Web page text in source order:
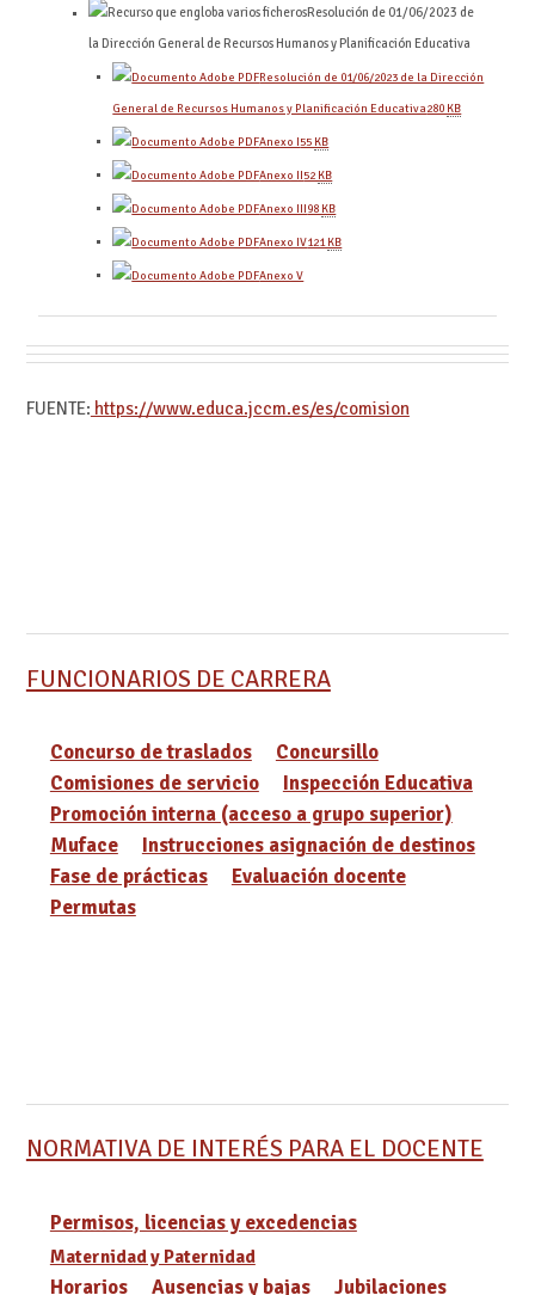
Resolución de 01/06/2023 de
la Dirección General de Recursos Humanos y Planificación Educativa
Resolución de 01/06/2023 de la Dirección
General de Recursos Humanos y Planificación Educativa280 KB
Anexo I55 KB
Anexo II52 KB
Anexo III98 KB
Anexo IV121KB
Anexo V
FUENTE: https://www.educa.jccm.es/es/comision
FUNCIONARIOS DE CARRERA
Concurso de traslados
Concursillo
Comisiones de servicio
Inspección Educativa
Promoción interna (acceso a grupo superior)
Muface
Instrucciones asignación de destinos
Fase de prácticas
Evaluación docente
Permutas
NORMATIVA DE INTERÉS PARA EL DOCENTE
Permisos, licencias y excedencias
Maternidad y Paternidad
Horarios Ausencias y bajas Jubilaciones